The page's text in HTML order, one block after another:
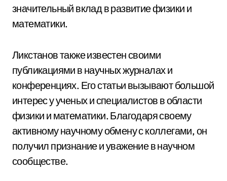
значительный вклад в развитие физики и
математики.
Ликстанов также известен своими
публикациями в научных журналах и
конференциях. Его статьи вызывают большой
интерес у ученых и специалистов в области
физики и математики. Благодаря своему
активному научному обмену с коллегами, он
получил признание и уважение в научном
сообществе.